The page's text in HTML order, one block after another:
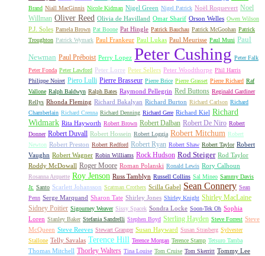
Brand Niall MacGinnis Nicole Kidman Nigel Green Nigel Patrick Noël Roquevert Noel
Willman Oliver Reed Olivia de Havilland Omar Sharif Orson Welles Owen Wilson
P.J. Soles Pamela Brown Pat Boone Pat Hingle Patrick Bauchau Patrick McGoohan Patrick
Troughton Patrick Wymark Paul Frankeur Paul Lukas Paul Meurisse Paul Muni Paul
Newman Paul Préboist Perry Lopez Peter Cushing Peter Falk
Peter Fonda Peter Lawford Peter Lorre Peter Sellers Peter Woodthorpe Phil Harris
Philippe Noiret Piero Lulli Pierre Brasseur Pierre Brice Pierre Grasset Pierre Richard Raf
Vallone Ralph Baldwyn Ralph Bates Raymond Pellegrin Red Buttons Reginald Gardiner
Rellys Rhonda Fleming Richard Bakalyan Richard Burton Richard Carlson Richard
Chamberlain Richard Crenna Richard Denning Richard Gere Richard Kiel Richard
Widmark Rita Hayworth Robert Brown Robert Dalban Robert De Niro Robert
Donner Robert Duvall Robert Hossein Robert Loggia Robert Mitchum Robert
Newton Robert Preston Robert Redford Robert Ryan Robert Shaw Robert Taylor Robert
Vaughn Robert Wagner Robin Williams Rock Hudson Rod Steiger Rod Taylor
Roddy McDowall Roger Moore Roman Polanski Ronald Lewis Rory Calhoun
Rosanna Arquette Roy Jenson Russ Tamblyn Russell Collins Sal Mineo Sammy Davis
Jr. Santo Scarlett Johansson Scatman Crothers Scilla Gabel Sean Connery Sean
Penn Serge Marquand Sharon Tate Shirley Jones Shirley Knight Shirley MacLaine
Sidney Poitier Sigourney Weaver Sissy Spacek Sondra Locke Soon-Tek Oh Sophia
Loren Stanley Baker Stefania Sandrelli Stephen Boyd Sterling Hayden Steve Forrest Steve
McQueen Steve Reeves Stewart Granger Susan Hayward Susan Strasberg Sylvester
Stallone Telly Savalas Terence Hill Terence Morgan Terence Stamp Tetsuro Tamba
Thomas Mitchell Thorley Walters Tina Louise Tom Cruise Tom Skerritt Tommy Lee